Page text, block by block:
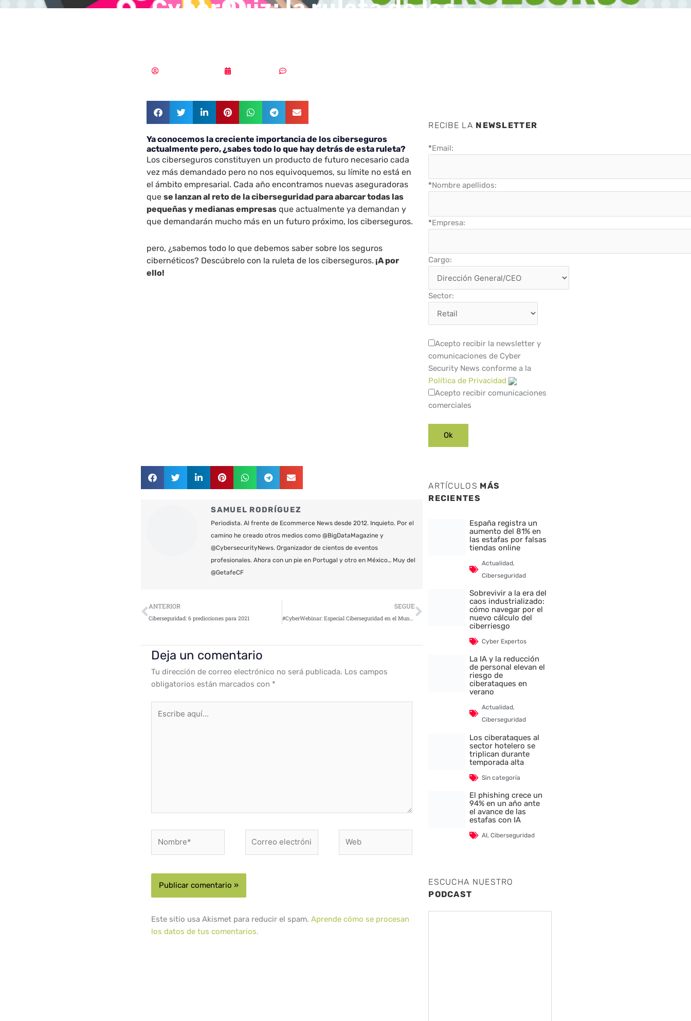
CyberQuiz: la ruleta de los
Ya conocemos la creciente importancia de los ciberseguros
actualmente pero, ¿sabes todo lo que hay detrás de esta ruleta?
Los ciberseguros constituyen un producto de futuro necesario cada
vez más demandado pero no nos equivoquemos, su límite no está en
el ámbito empresarial. Cada año encontramos nuevas aseguradoras
quese lanzan al reto de la ciberseguridad para abarcar todas las
pequeñas y medianas empresas que actualmente ya demandan y
que demandarán mucho más en un futuro próximo, los ciberseguros.
pero, ¿sabemos todo lo que debemos saber sobre los seguros
cibernéticos? Descúbrelo con la ruleta de los ciberseguros. ¡A por
ello!
SAMUEL RODRÍGUEZ
Periodista. Al frente de Ecommerce News desde 2012. Inquieto. Por el
camino he creado otros medios como @BigDataMagazine y
@CybersecurityNews. Organizador de cientos de eventos
profesionales. Ahora con un pie en Portugal y otro en México… Muy del
@GetafeCF
Ant
ANTERIOR
Ciberseguridad: 6 predicciones para 2021
SEGUESiguiente
Deja un comentario
Tu dirección de correo electrónico no será publicada. Los campos
obligatorios están marcados con *
aquí...
electrónico*
Este sitio usa Akismet para reducir el spam.Aprende cómo se procesan
los datos de tus comentarios.
RECIBE LA NEWSLETTER
*Email:
*Nombre apellidos:
*Empresa:
Cargo:
Sector:
Acepto recibir la newsletter y
comunicaciones de Cyber
Security News conforme a la
Política de Privacidad
Acepto recibir comunicaciones
comerciales
ARTÍCULOS MÁS
RECIENTES
España registra un
aumento del 81% en
las estafas por falsas
tiendas online
Actualidad,
Ciberseguridad
Sobrevivir a la era del
caos industrializado:
cómo navegar por el
nuevo cálculo del
ciberriesgo
Cyber Expertos
La IA y la reducción
de personal elevan el
riesgo de
ciberataques en
verano
Actualidad,
Ciberseguridad
Los ciberataques al
sector hotelero se
triplican durante
temporada alta
Sin categoría
El phishing crece un
94% en un año ante
el avance de las
estafas con IA
AI,Ciberseguridad
ESCUCHA NUESTRO
PODCAST